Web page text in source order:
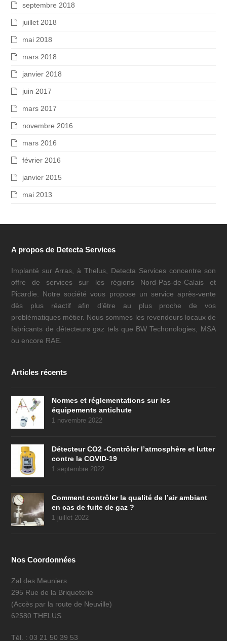
septembre 2018
juillet 2018
mai 2018
mars 2018
janvier 2018
juin 2017
mars 2017
novembre 2016
mars 2016
février 2016
janvier 2015
mai 2013
A propos de Detecta Services
Implanté sur Arras, à Thelus, Detecta Services concentre son
offre de services sur les régions Nord-Pas-de-Calais et
Picardie. Notre société vous propose un service après-vente
dès plus réactif afin d’être au plus proche de vos
problématiques métier. Nous sommes les revendeurs locaux de
fabricants de détecteurs gaz tels que BW Techonologies, MSA
ou encore RAE.
Articles récents
Normes et réglementations sur les
équipements antichute
1 novembre 2022
Détecteur CO2 -Contrôler l’atmosphère et lutter
contre la COVID-19
1 septembre 2022
Comment contrôler la qualité de l’air ambiant
en cas de fuite de gaz ?
1 juillet 2022
Nos Coordonnées
Zal des Meuniers
295 Rue de la Briqueterie
(Accès par la route de Neuville)
62580 THELUS
Tél. : 03 21 50 39 53